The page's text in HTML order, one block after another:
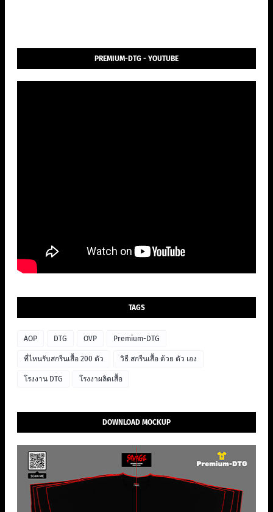
PREMIUM-DTG - YOUTUBE
TAGS
AOP DTG OVP Premium-DTG
ที่ไหนรับสกรีนเสื้อ 200 ตัว วิธี สกรีนเสื้อ ด้วย ตัว เอง
โรงงาน DTG โรงงาผลิตเสื้อ
DOWNLOAD MOCKUP